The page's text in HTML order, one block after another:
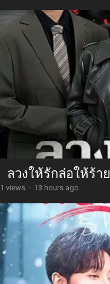
ลวงให้รักล่อให้ร้าย
1 views · 13 hours ago